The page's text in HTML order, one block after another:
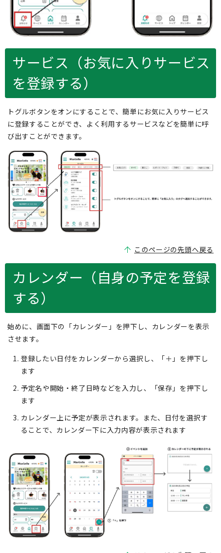
サービス（お気に入りサービス
を登録する）
トグルボタンをオンにすることで、簡単にお気に入りサービス
に登録することができ、よく利用するサービスなどを簡単に呼
び出すことができます。
このページの先頭へ戻る
カレンダー（自身の予定を登録
する）
始めに、画面下の「カレンダー」を押下し、カレンダーを表示
させます。
登録したい日付をカレンダーから選択し、「＋」を押下し
ます
予定名や開始・終了日時などを入力し、「保存」を押下し
ます
カレンダー上に予定が表示されます。また、日付を選択す
ることで、カレンダー下に入力内容が表示されます